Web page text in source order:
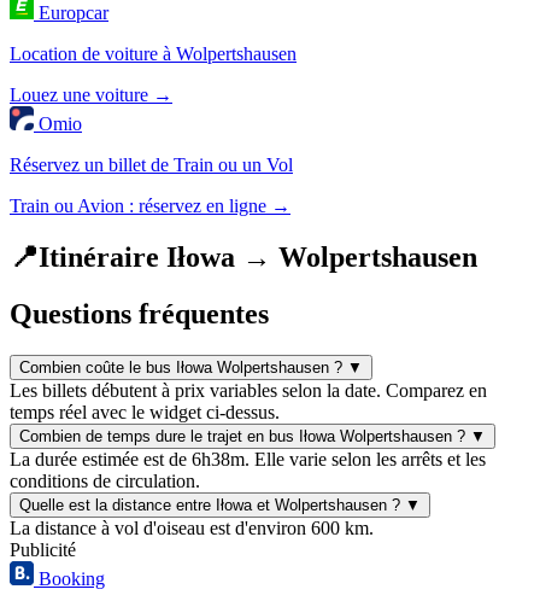
Europcar
Location de voiture à Wolpertshausen
Louez une voiture →
Omio
Réservez un billet de Train ou un Vol
Train ou Avion : réservez en ligne →
📍Itinéraire Iłowa → Wolpertshausen
Questions fréquentes
Combien coûte le bus Iłowa Wolpertshausen ? ▼
Les billets débutent à prix variables selon la date. Comparez en
temps réel avec le widget ci-dessus.
Combien de temps dure le trajet en bus Iłowa Wolpertshausen ? ▼
La durée estimée est de 6h38m. Elle varie selon les arrêts et les
conditions de circulation.
Quelle est la distance entre Iłowa et Wolpertshausen ? ▼
La distance à vol d'oiseau est d'environ 600 km.
Publicité
Booking